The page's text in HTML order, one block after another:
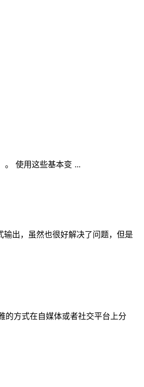
。 使用这些基本变 ...
出，虽然也很好解决了问题，但是
方式在自媒体或者社交平台上分